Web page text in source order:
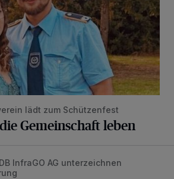
lädt zum Schützenfest
Gemeinschaft leben
Schmuckstück werden
InfraGO AG unterzeichnen